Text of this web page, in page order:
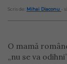
Scris de: Mihai Diaconu -
O mamă
„nu se va